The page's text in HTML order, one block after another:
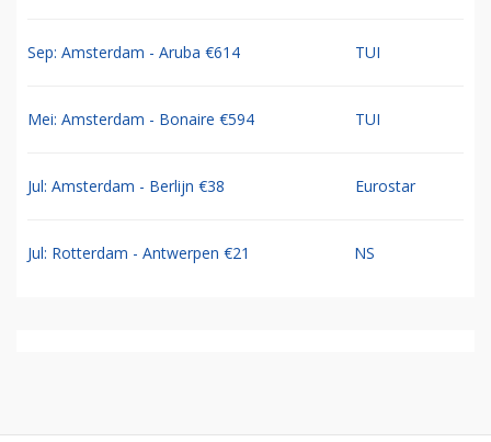
Sep: Amsterdam - Aruba €614 TUI
Mei: Amsterdam - Bonaire €594 TUI
Jul: Amsterdam - Berlijn €38 Eurostar
Jul: Rotterdam - Antwerpen €21 NS